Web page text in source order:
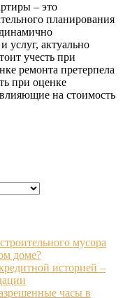
– это
планирования
услуг, актуально
учесть при
ремонта претерпела
при оценке
на стоимость
мусора
доме?
историей –
часы в